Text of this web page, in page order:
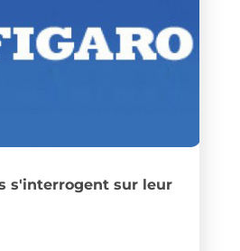
s'interrogent sur leur